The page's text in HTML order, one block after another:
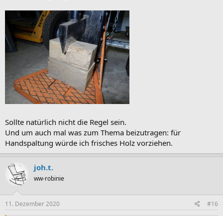
Sollte natürlich nicht die Regel sein.
Und um auch mal was zum Thema beizutragen: für
Handspaltung würde ich frisches Holz vorziehen.
joh.t.
ww-robinie
11. Dezember 2020 #16